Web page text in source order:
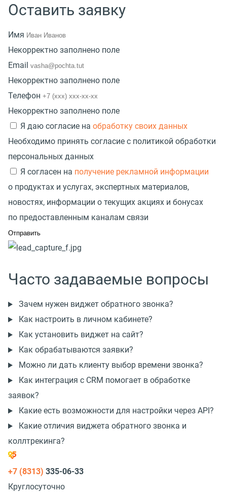
Оставить заявку
Имя
Некорректно заполнено поле
Email
Некорректно заполнено поле
Телефон
Некорректно заполнено поле
Я даю согласие на обработку своих данных
Необходимо принять согласие с политикой обработки
персональных данных
Я согласен на получение рекламной информации
о продуктах и услугах, экспертных материалов,
новостях, информации о текущих акциях и бонусах
по предоставленным каналам связи
Часто задаваемые вопросы
Зачем нужен виджет обратного звонка?
Как настроить в личном кабинете?
Как установить виджет на сайт?
Как обрабатываются заявки?
Можно ли дать клиенту выбор времени звонка?
Как интеграция с CRM помогает в обработке
заявок?
Какие есть возможности для настройки через API?
Какие отличия виджета обратного звонка и
коллтрекинга?
+7 (8313) 335-06-33
Круглосуточно